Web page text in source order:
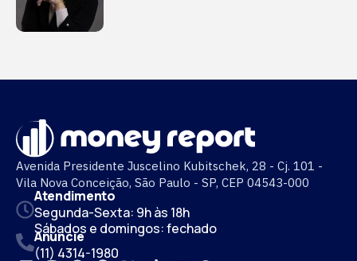
Avenida Presidente Juscelino Kubitschek, 28 - Cj. 101 -
Vila Nova Conceição, São Paulo - SP, CEP 04543-000
Atendimento
Segunda-Sexta: 9h às 18h
Sábados e domingos: fechado
Anuncie
(11) 4314-1980